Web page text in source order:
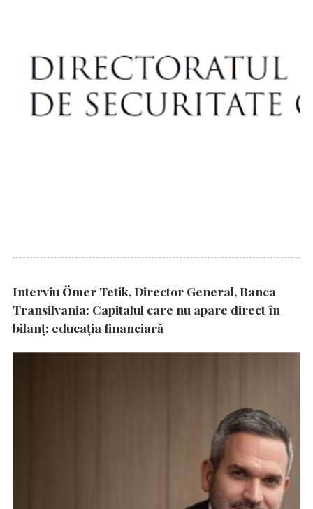
Interviu Ömer Tetik, Director General, Banca
Transilvania: Capitalul care nu apare direct în
bilanț: educația financiară